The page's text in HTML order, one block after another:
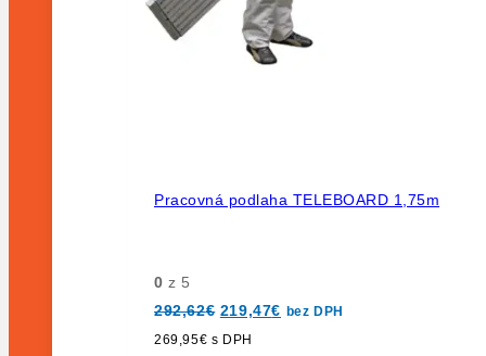
Pracovná podlaha TELEBOARD 1,75m
0 z 5
292,62€ Pôvodná
cena
bola:
219,47€ Aktuálna
cena
bez DPH
269,95€ s DPH